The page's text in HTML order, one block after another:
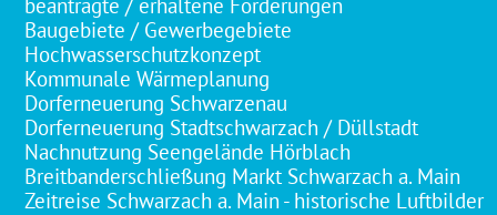
beantragte / erhaltene Förderungen
Baugebiete / Gewerbegebiete
Hochwasserschutzkonzept
Kommunale Wärmeplanung
Dorferneuerung Schwarzenau
Dorferneuerung Stadtschwarzach / Düllstadt
Nachnutzung Seengelände Hörblach
Breitbanderschließung Markt Schwarzach a. Main
Zeitreise Schwarzach a. Main - historische Luftbilder